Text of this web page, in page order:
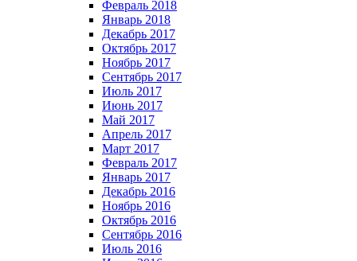
Февраль 2018
Январь 2018
Декабрь 2017
Октябрь 2017
Ноябрь 2017
Сентябрь 2017
Июль 2017
Июнь 2017
Май 2017
Апрель 2017
Март 2017
Февраль 2017
Январь 2017
Декабрь 2016
Ноябрь 2016
Октябрь 2016
Сентябрь 2016
Июль 2016